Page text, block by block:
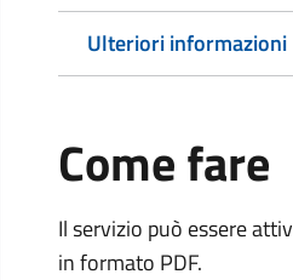
Ulteriori informazioni
Come fare
Il servizio può essere
in formato PDF.